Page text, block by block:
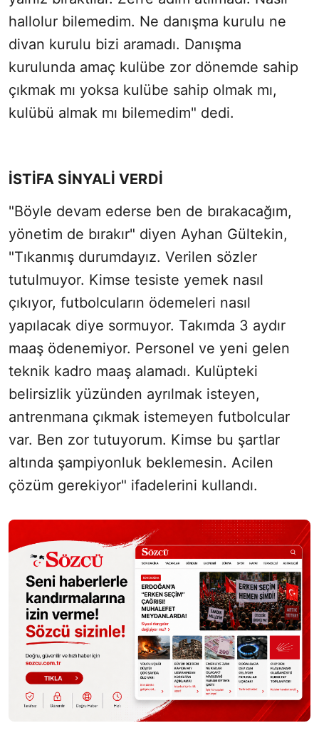
hallolur bilemedim. Ne danışma kurulu ne
divan kurulu bizi aramadı. Danışma
kurulunda amaç kulübe zor dönemde sahip
çıkmak mı yoksa kulübe sahip olmak mı,
kulübü almak mı bilemedim" dedi.
İSTİFA SİNYALİ VERDİ
"Böyle devam ederse ben de bırakacağım,
yönetim de bırakır" diyen Ayhan Gültekin,
"Tıkanmış durumdayız. Verilen sözler
tutulmuyor. Kimse tesiste yemek nasıl
çıkıyor, futbolcuların ödemeleri nasıl
yapılacak diye sormuyor. Takımda 3 aydır
maaş ödenemiyor. Personel ve yeni gelen
teknik kadro maaş alamadı. Kulüpteki
belirsizlik yüzünden ayrılmak isteyen,
antrenmana çıkmak istemeyen futbolcular
var. Ben zor tutuyorum. Kimse bu şartlar
altında şampiyonluk beklemesin. Acilen
çözüm gerekiyor" ifadelerini kullandı.